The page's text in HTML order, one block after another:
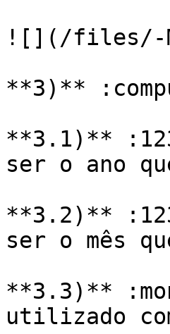
![](/files/-
**3)**
**3.1)**
ser o ano
**3.2)**
ser o mês
**3.3)**
utilizado